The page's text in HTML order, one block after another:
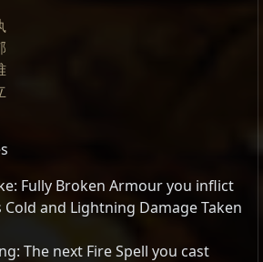
Fully Broken Armour you inflict
Cold and Lightning Damage Taken
The next Fire Spell you cast